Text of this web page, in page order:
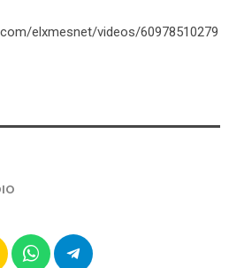
elxmesnet/videos/60978510279